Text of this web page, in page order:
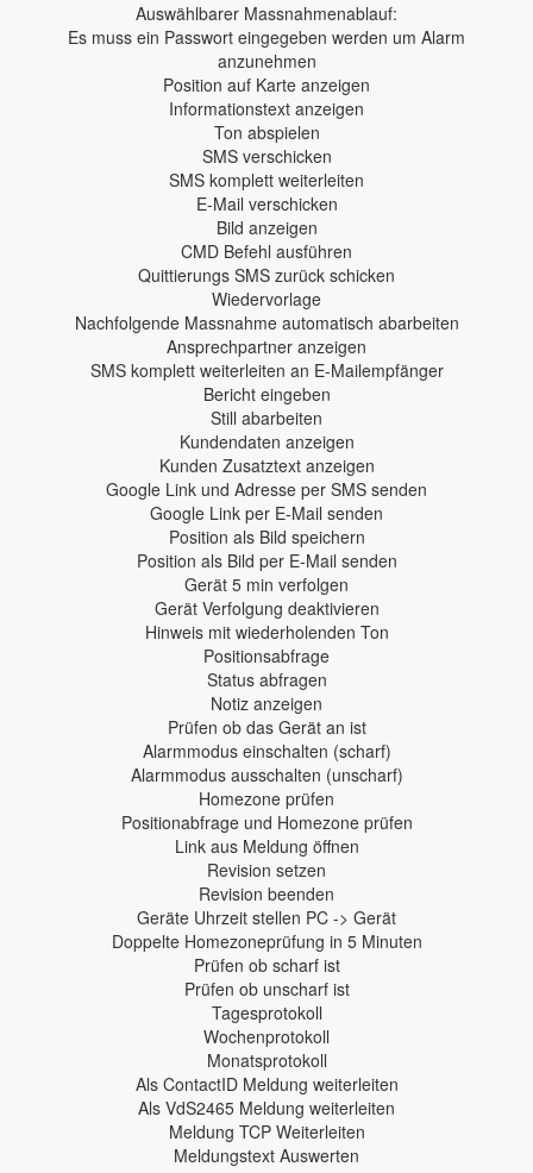
Auswählbarer Massnahmenablauf:
Es muss ein Passwort eingegeben werden um Alarm
anzunehmen
Position auf Karte anzeigen
Informationstext anzeigen
Ton abspielen
SMS verschicken
SMS komplett weiterleiten
E-Mail verschicken
Bild anzeigen
CMD Befehl ausführen
Quittierungs SMS zurück schicken
Wiedervorlage
Nachfolgende Massnahme automatisch abarbeiten
Ansprechpartner anzeigen
SMS komplett weiterleiten an E-Mailempfänger
Bericht eingeben
Still abarbeiten
Kundendaten anzeigen
Kunden Zusatztext anzeigen
Google Link und Adresse per SMS senden
Google Link per E-Mail senden
Position als Bild speichern
Position als Bild per E-Mail senden
Gerät 5 min verfolgen
Gerät Verfolgung deaktivieren
Hinweis mit wiederholenden Ton
Positionsabfrage
Status abfragen
Notiz anzeigen
Prüfen ob das Gerät an ist
Alarmmodus einschalten (scharf)
Alarmmodus ausschalten (unscharf)
Homezone prüfen
Positionabfrage und Homezone prüfen
Link aus Meldung öffnen
Revision setzen
Revision beenden
Geräte Uhrzeit stellen PC -> Gerät
Doppelte Homezoneprüfung in 5 Minuten
Prüfen ob scharf ist
Prüfen ob unscharf ist
Tagesprotokoll
Wochenprotokoll
Monatsprotokoll
Als ContactID Meldung weiterleiten
Als VdS2465 Meldung weiterleiten
Meldung TCP Weiterleiten
Meldungstext Auswerten